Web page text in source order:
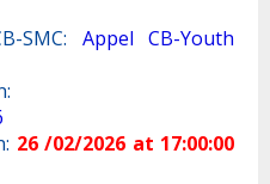
SMC: Appel CB-Youth
26 /02/2026 at 17:00:00